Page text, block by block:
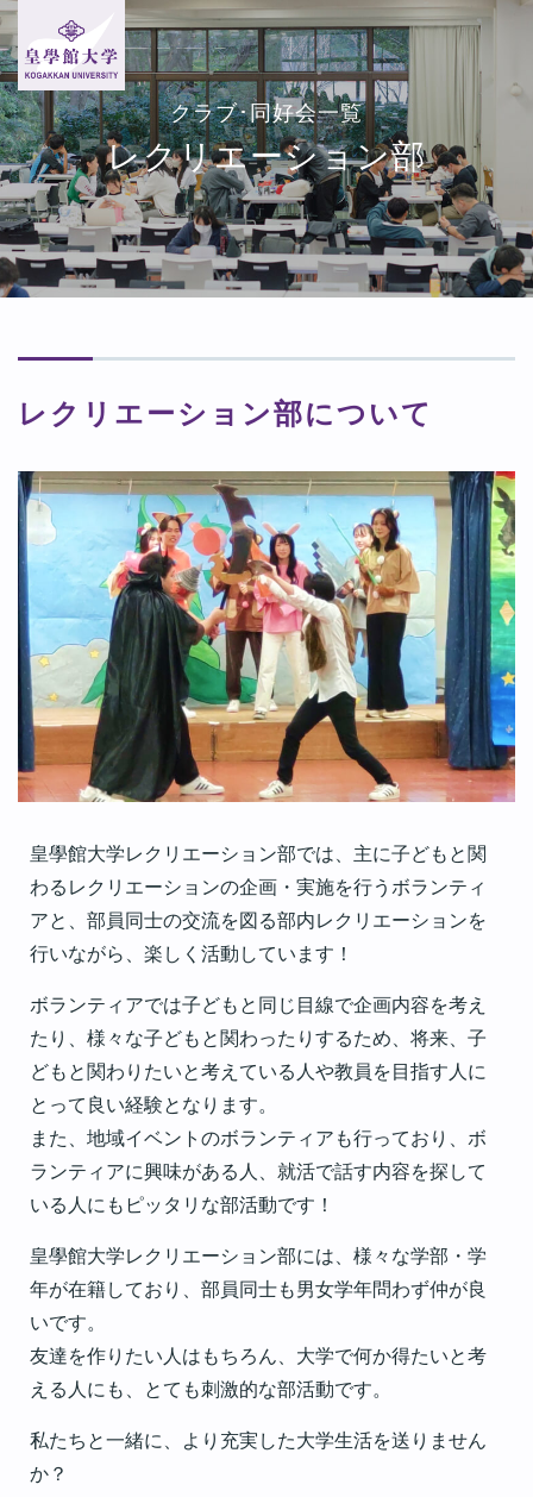
レクリエーション部
クラブ･同好会一覧
レクリエーション部について
皇學館大学レクリエーション部では、主に子どもと関
わるレクリエーションの企画・実施を行うボランティ
アと、部員同士の交流を図る部内レクリエーションを
行いながら、楽しく活動しています！
ボランティアでは子どもと同じ目線で企画内容を考え
たり、様々な子どもと関わったりするため、将来、子
どもと関わりたいと考えている人や教員を目指す人に
とって良い経験となります。
また、地域イベントのボランティアも行っており、ボ
ランティアに興味がある人、就活で話す内容を探して
いる人にもピッタリな部活動です！
皇學館大学レクリエーション部には、様々な学部・学
年が在籍しており、部員同士も男女学年問わず仲が良
いです。
友達を作りたい人はもちろん、大学で何か得たいと考
える人にも、とても刺激的な部活動です。
私たちと一緒に、より充実した大学生活を送りません
か？